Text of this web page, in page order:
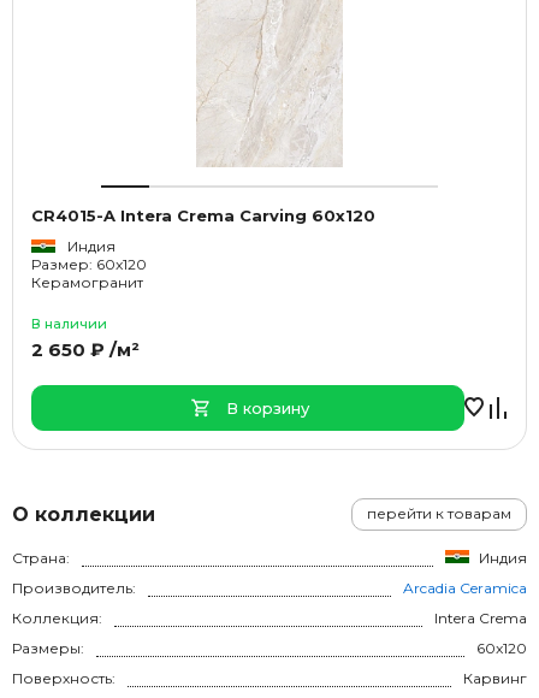
О коллекции перейти к товарам
Страна:
Индия
Производитель:
Arcadia Ceramica
Коллекция:
Intera Crema
Размеры:
60x120
Поверхность:
Карвинг
CR4015-A Intera Crema Carving 60x120
Индия
Размер: 60x120
Керамогранит
В наличии
2 650 ₽ /м²
В корзину